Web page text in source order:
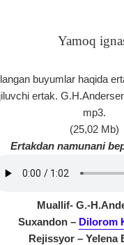
Yamoq
buyumlar haqida
ertak.
mp3.
(25,02 Mb)
Ertakdan namunani
Muallif- G.-
Suxandon – Dilorom
Rejissyor – Yelena